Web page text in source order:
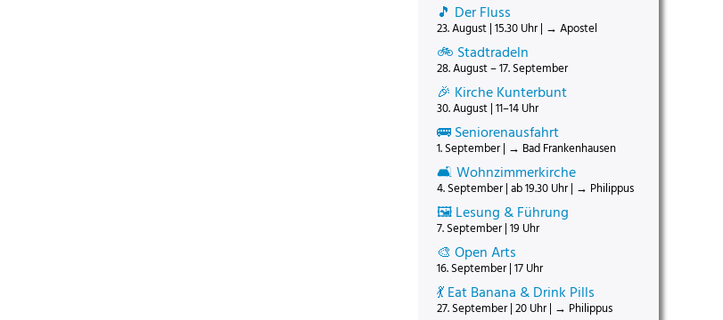
🎵 Der Fluss
23. August | 15.30 Uhr | → Apostel
🚲 Stadtradeln
28. August – 17. September
🎉 Kirche Kunterbunt
30. August | 11–14 Uhr
🚌 Seniorenausfahrt
1. September | → Bad Frankenhausen
🛋️ Wohnzimmerkirche
4. September | ab 19.30 Uhr | → Philippus
🖼️ Lesung & Führung
7. September | 19 Uhr
🎨 Open Arts
16. September | 17 Uhr
💃 Eat Banana & Drink Pills
27. September | 20 Uhr | → Philippus